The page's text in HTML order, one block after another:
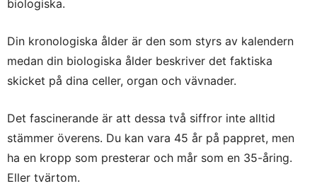
biologiska.
Din kronologiska ålder är den som styrs av kalendern
medan din biologiska ålder beskriver det faktiska
skicket på dina celler, organ och vävnader.
Det fascinerande är att dessa två siffror inte alltid
stämmer överens. Du kan vara 45 år på pappret, men
ha en kropp som presterar och mår som en 35-åring.
Eller tvärtom.